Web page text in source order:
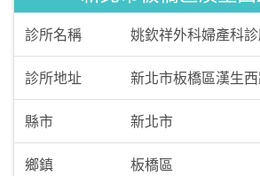
診所名稱 姚欽祥外科婦產科
診所地址 新北市板橋區漢生
縣市 新北市
鄉鎮 板橋區